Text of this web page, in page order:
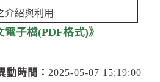
介紹與利用
電子檔(PDF格式)》
動時間： 2025-05-07 15:19:00